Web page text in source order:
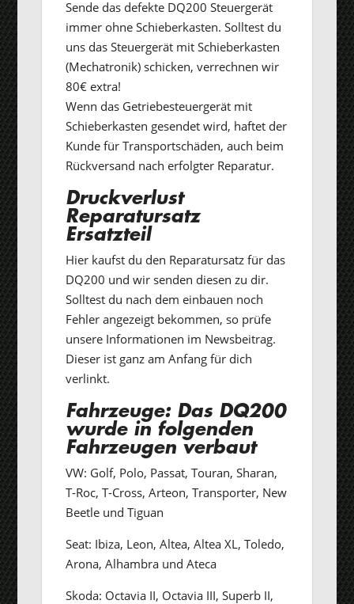
Sende das defekte DQ200 Steuergerät
immer ohne Schieberkasten. Solltest du
uns das Steuergerät mit Schieberkasten
(Mechatronik) schicken, verrechnen wir
80€ extra!
Wenn das Getriebesteuergerät mit
Schieberkasten gesendet wird, haftet der
Kunde für Transportschäden, auch beim
Rückversand nach erfolgter Reparatur.
Druckverlust
Reparatursatz
Ersatzteil
Hier kaufst du den Reparatursatz für das
DQ200 und wir senden diesen zu dir.
Solltest du nach dem einbauen noch
Fehler angezeigt bekommen, so prüfe
unsere Informationen im Newsbeitrag.
Dieser ist ganz am Anfang für dich
verlinkt.
Fahrzeuge: Das DQ200
wurde in folgenden
Fahrzeugen verbaut
VW: Golf, Polo, Passat, Touran, Sharan,
T-Roc, T-Cross, Arteon, Transporter, New
Beetle und Tiguan
Seat: Ibiza, Leon, Altea, Altea XL, Toledo,
Arona, Alhambra und Ateca
Skoda: Octavia II, Octavia III, Superb II,